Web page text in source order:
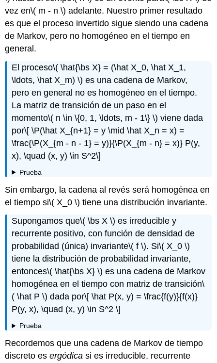
vez en\( m - n \) adelante. Nuestro primer resultado
es que el proceso invertido sigue siendo una cadena
de Markov, pero no homogéneo en el tiempo en
general.
El proceso\( \hat{\bs X} = (\hat X_0, \hat X_1,
\ldots, \hat X_m) \) es una cadena de Markov,
pero en general no es homogéneo en el tiempo.
La matriz de transición de un paso en el
momento\( n \in \{0, 1, \ldots, m - 1\} \) viene dada
por\[ \P(\hat X_{n+1} = y \mid \hat X_n = x) =
\frac{\P(X_{m - n - 1} = y)}{\P(X_{m - n} = x)} P(y,
x), \quad (x, y) \in S^2\]
Prueba
Sin embargo, la cadena al revés será homogénea en
el tiempo si\( X_0 \) tiene una distribución invariante.
Supongamos que\( \bs X \) es irreducible y
recurrente positivo, con función de densidad de
probabilidad (única) invariante\( f \). Si\( X_0 \)
tiene la distribución de probabilidad invariante,
entonces\( \hat{\bs X} \) es una cadena de Markov
homogénea en el tiempo con matriz de transición\
( \hat P \) dada por\[ \hat P(x, y) = \frac{f(y)}{f(x)}
P(y, x), \quad (x, y) \in S^2 \]
Prueba
Recordemos que una cadena de Markov de tiempo
discreto esergódica si es irreducible, recurrente